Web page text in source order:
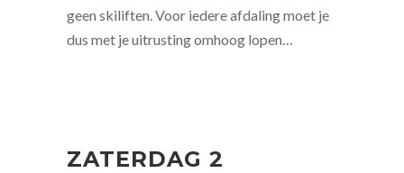
geen skiliften. Voor iedere afdaling moet je
dus met je uitrusting omhoog lopen…
ZATERDAG 2